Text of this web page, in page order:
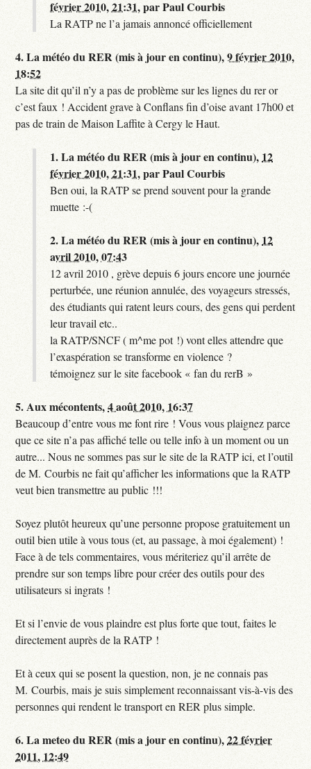
février 2010, 21:31,parPaul Courbis
La RATP ne l’a jamais annoncé officiellement
4.La météo du RER (mis à jour en continu),9 février 2010,
18:52
La site dit qu’il n’y a pas de problème sur les lignes du rer or
c’est faux ! Accident grave à Conflans fin d’oise avant 17h00 et
pas de train de Maison Laffite à Cergy le Haut.
1.La météo du RER (mis à jour en continu), 12
février 2010, 21:31,parPaul Courbis
Ben oui, la RATP se prend souvent pour la grande
muette :-(
2.La météo du RER (mis à jour en continu), 12
avril 2010, 07:43
12 avril 2010 , grève depuis 6 jours encore une journée
perturbée, une réunion annulée, des voyageurs stressés,
des étudiants qui ratent leurs cours, des gens qui perdent
leur travail etc..
la RATP/SNCF ( m^me pot !) vont elles attendre que
l’exaspération se transforme en violence ?
témoignez sur le site facebook « fan du rerB »
5.Aux mécontents,4 août 2010, 16:37
Beaucoup d’entre vous me font rire ! Vous vous plaignez parce
que ce site n’a pas affiché telle ou telle info à un moment ou un
autre... Nous ne sommes pas sur le site de la RATP ici, et l’outil
de M. Courbis ne fait qu’afficher les informations que la RATP
veut bien transmettre au public !!!
Soyez plutôt heureux qu’une personne propose gratuitement un
outil bien utile à vous tous (et, au passage, à moi également) !
Face à de tels commentaires, vous mériteriez qu’il arrête de
prendre sur son temps libre pour créer des outils pour des
utilisateurs si ingrats !
Et si l’envie de vous plaindre est plus forte que tout, faites le
directement auprès de la RATP !
Et à ceux qui se posent la question, non, je ne connais pas
M. Courbis, mais je suis simplement reconnaissant vis-à-vis des
personnes qui rendent le transport en RER plus simple.
6.La meteo du RER (mis a jour en continu),22 février
2011, 12:49